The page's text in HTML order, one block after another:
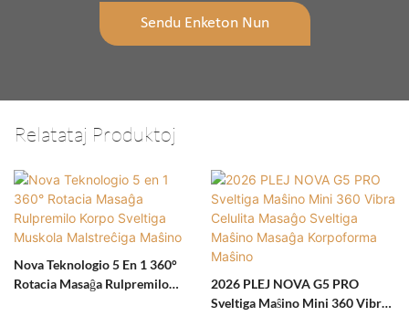
Sendu Enketon Nun
Relatataj Produktoj
Nova Teknologio 5 En 1 360°
Rotacia Masaĝa Rulpremilo
2026 PLEJ NOVA G5 PRO
Sveltiga Maŝino Mini 360 Vibra